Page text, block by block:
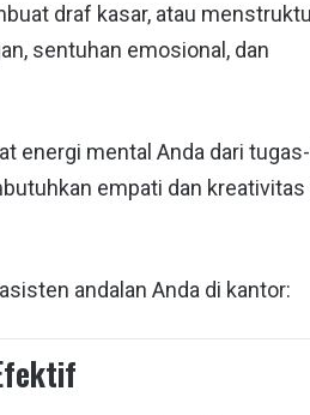
draf kasar, atau
sentuhan emosional, dan
energi mental Anda dari
empati dan
andalan Anda di kantor: